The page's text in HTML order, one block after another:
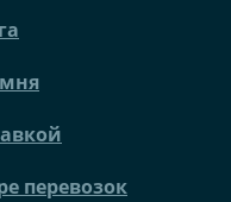
перевозок